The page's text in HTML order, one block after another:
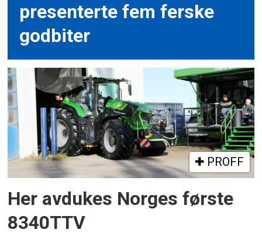
presenterte fem ferske
godbiter
PROFF
Her avdukes Norges første
8340TTV